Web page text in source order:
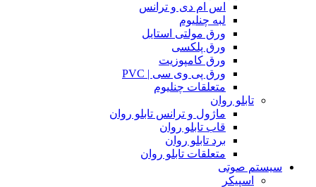
اس ام دی و ترانس
لبه چنلیوم
ورق مولتی استایل
ورق پلکسی
ورق کامپوزیت
ورق پی وی سی | PVC
متعلقات چنلیوم
تابلو روان
ماژول و ترانس تابلو روان
قاب تابلو روان
برد تابلو روان
متعلقات تابلو روان
سیستم صوتی
اسپیکر